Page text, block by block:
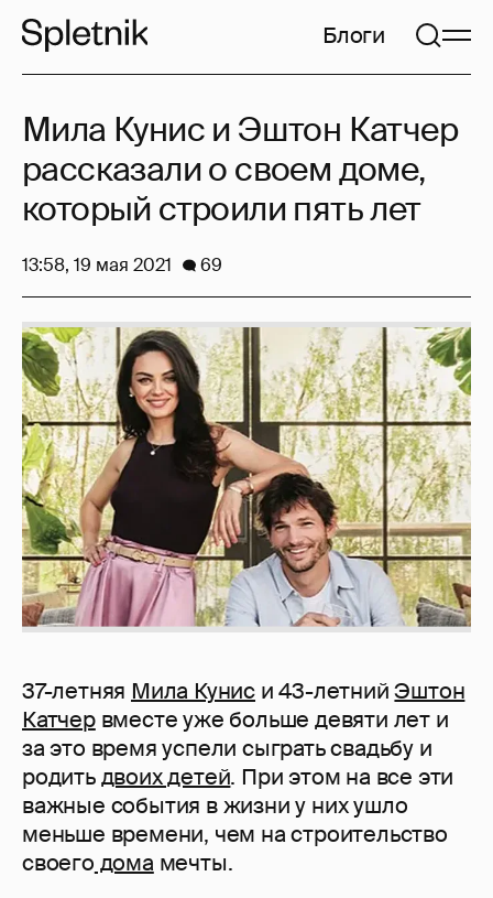
Блоги
37-летняя Мила Кунис и 43-летнийЭштон
Катчервместе уже больше девяти лет и
за это время успели сыграть свадьбу и
родитьдвоих детей. При этом на все эти
важные события в жизни у них ушло
меньше времени, чем на строительство
своего дома мечты.
Мила Кунис и Эштон Катчер
рассказали о своем доме,
который строили пять лет
13:58, 19 мая 2021 69